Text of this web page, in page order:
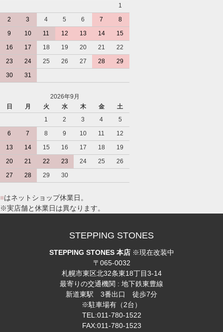
1
2
3 4 5 6 7
8
9
10 11 12 13 14
15
16
17 18 19 20 21
22
23
24 25 26 27 28
29
30
31
2026年9月
日
月 火 水 木 金
土
1
2 3 4
5
6
7 8 9 10 11
12
13
14 15 16 17 18
19
20
21 22 23 24 25
26
27
28 29 30
■はネットショップ休業日。
※実店舗と休業日は異なります。
STEPPING STONES
STEPPING STONES 本店※現在改装中
〒065-0032
札幌市東区北32条東18丁目3-14
最寄りの交通機関 : 地下鉄東豊線
新道東駅 3番出口 徒歩7分
※駐車場有（2台）
TEL:011-780-1522
FAX:011-780-1523